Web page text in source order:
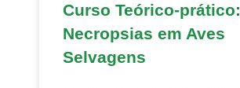
Curso Teórico-prático:
Necropsias em Aves
Selvagens